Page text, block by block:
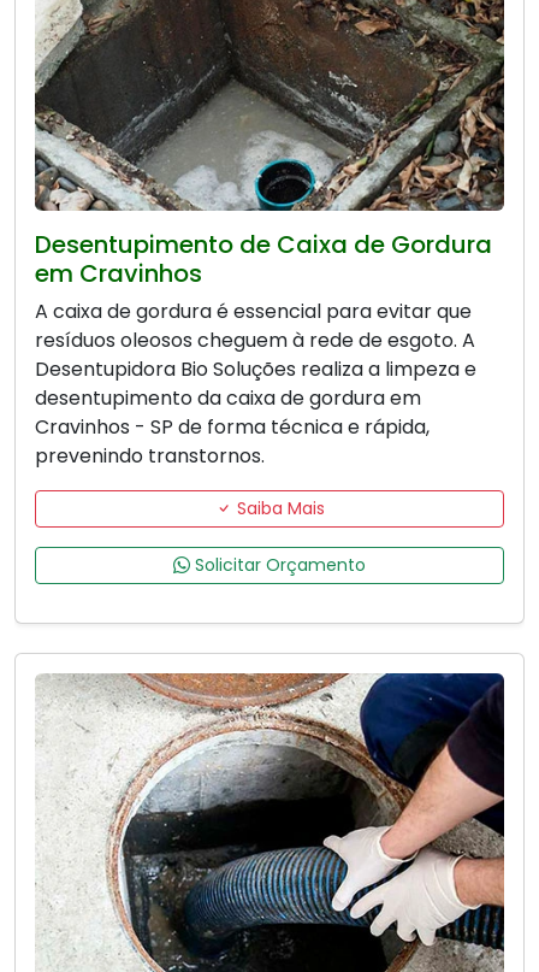
Desentupimento de Caixa de Gordura
em Cravinhos
A caixa de gordura é essencial para evitar que
resíduos oleosos cheguem à rede de esgoto. A
Desentupidora Bio Soluções realiza a limpeza e
desentupimento da caixa de gordura em
Cravinhos - SP de forma técnica e rápida,
prevenindo transtornos.
Saiba Mais
Solicitar Orçamento